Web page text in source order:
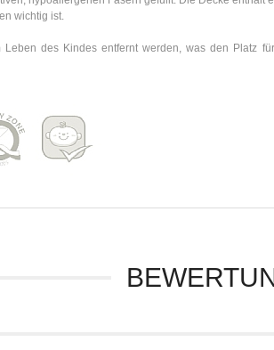
wichtig ist.
des Kindes entfernt werden, was den Platz